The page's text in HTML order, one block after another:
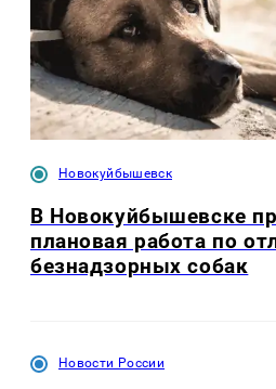
Новокуйбышевск
В Новокуйбышевске
плановая работа по
безнадзорных собак
Новости России